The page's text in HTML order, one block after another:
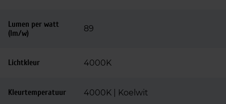
Lumen per watt
(lm/w)
89
Lichtkleur 4000K
Kleurtemperatuur 4000K | Koelwit